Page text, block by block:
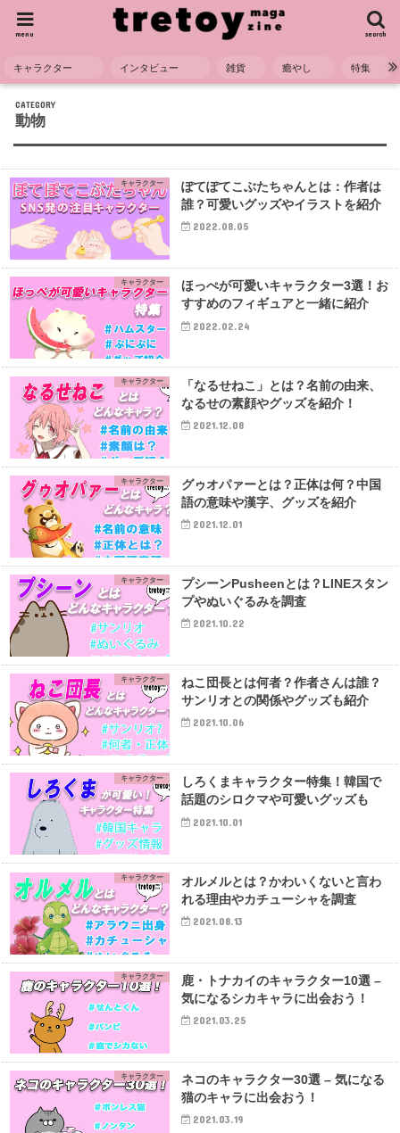
search
menu
キャラクター インタビュー 雑貨 癒やし 特集
HOME キャラクター 動物
動物
キャラクター
ぽてぽてこぶたちゃんとは：作者は
誰？可愛いグッズやイラストを紹介
2022.08.05
キャラクター
ほっぺが可愛いキャラクター3選！お
すすめのフィギュアと一緒に紹介
2022.02.24
キャラクター
「なるせねこ」とは？名前の由来、
なるせの素顔やグッズを紹介！
2021.12.08
キャラクター
グゥオパァーとは？正体は何？中国
語の意味や漢字、グッズを紹介
2021.12.01
キャラクター
プシーンPusheenとは？LINEスタン
プやぬいぐるみを調査
2021.10.22
キャラクター
ねこ団長とは何者？作者さんは誰？
サンリオとの関係やグッズも紹介
2021.10.06
キャラクター
しろくまキャラクター特集！韓国で
話題のシロクマや可愛いグッズも
2021.10.01
キャラクター
オルメルとは？かわいくないと言わ
れる理由やカチューシャを調査
2021.08.13
キャラクター
鹿・トナカイのキャラクター10選 –
気になるシカキャラに出会おう！
2021.03.25
キャラクター
ネコのキャラクター30選 – 気になる
猫のキャラに出会おう！
2021.03.19